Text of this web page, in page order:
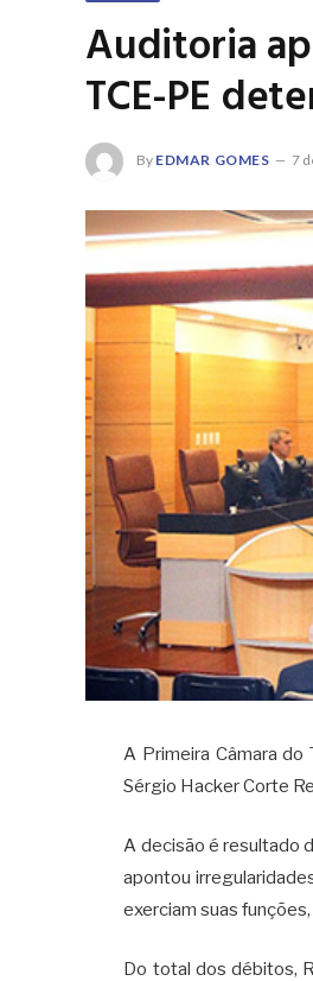
Auditoria
TCE-PE
By EDMAR GOMES 7
A Primeira Câmara do
Sérgio Hacker Corte
A decisão é resultado
apontou
exerciam suas
Do total dos débitos,